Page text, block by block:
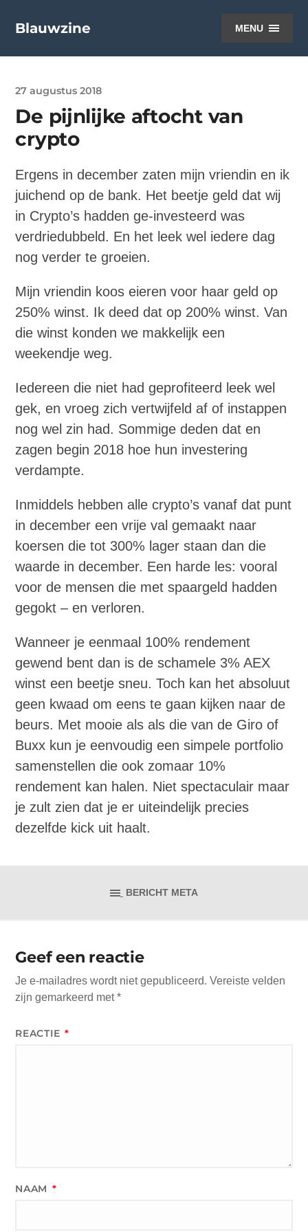
Blauwzine MENU
27 augustus 2018
De pijnlijke aftocht van
crypto
Ergens in december zaten mijn vriendin en ik
juichend op de bank. Het beetje geld dat wij
in Crypto’s hadden ge-investeerd was
verdriedubbeld. En het leek wel iedere dag
nog verder te groeien.
Mijn vriendin koos eieren voor haar geld op
250% winst. Ik deed dat op 200% winst. Van
die winst konden we makkelijk een
weekendje weg.
Iedereen die niet had geprofiteerd leek wel
gek, en vroeg zich vertwijfeld af of instappen
nog wel zin had. Sommige deden dat en
zagen begin 2018 hoe hun investering
verdampte.
Inmiddels hebben alle crypto’s vanaf dat punt
in december een vrije val gemaakt naar
koersen die tot 300% lager staan dan die
waarde in december. Een harde les: vooral
voor de mensen die met spaargeld hadden
gegokt – en verloren.
Wanneer je eenmaal 100% rendement
gewend bent dan is de schamele 3% AEX
winst een beetje sneu. Toch kan het absoluut
geen kwaad om eens te gaan kijken naar de
beurs. Met mooie als als die van de Giro of
Buxx kun je eenvoudig een simpele portfolio
samenstellen die ook zomaar 10%
rendement kan halen. Niet spectaculair maar
je zult zien dat je er uiteindelijk precies
dezelfde kick uit haalt.
BERICHT META
Geef een reactie
Je e-mailadres wordt niet gepubliceerd. Vereiste velden
zijn gemarkeerd met*
REACTIE *
NAAM *